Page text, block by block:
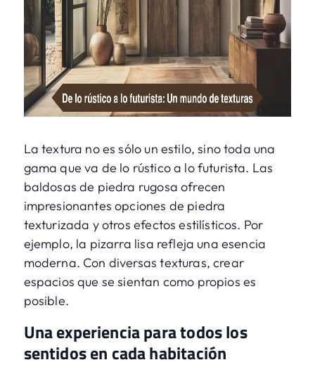
La textura no es sólo un estilo, sino toda una
gama que va de lo rústico a lo futurista. Las
baldosas de piedra rugosa ofrecen
impresionantes opciones de piedra
texturizada y otros efectos estilísticos. Por
ejemplo, la pizarra lisa refleja una esencia
moderna. Con diversas texturas, crear
espacios que se sientan como propios es
posible.
Una experiencia para todos los
sentidos en cada habitación